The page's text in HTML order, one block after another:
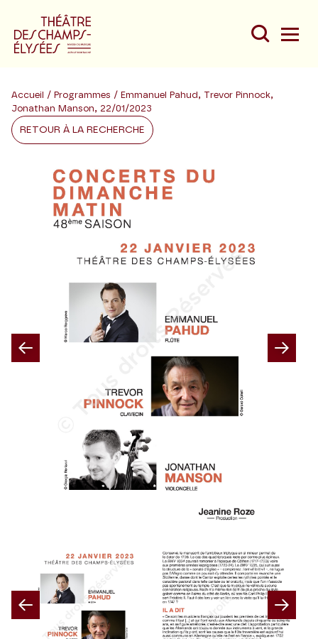
Du
Accueil / Programmes / Emmanuel Pahud, Trevor Pinnock,
Jonathan Manson, 22/01/2023
RETOUR À LA RECHERCHE
Previous